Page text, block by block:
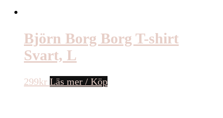
Björn Borg Borg T-shirt
Svart, L
299kr Läs mer / Köp